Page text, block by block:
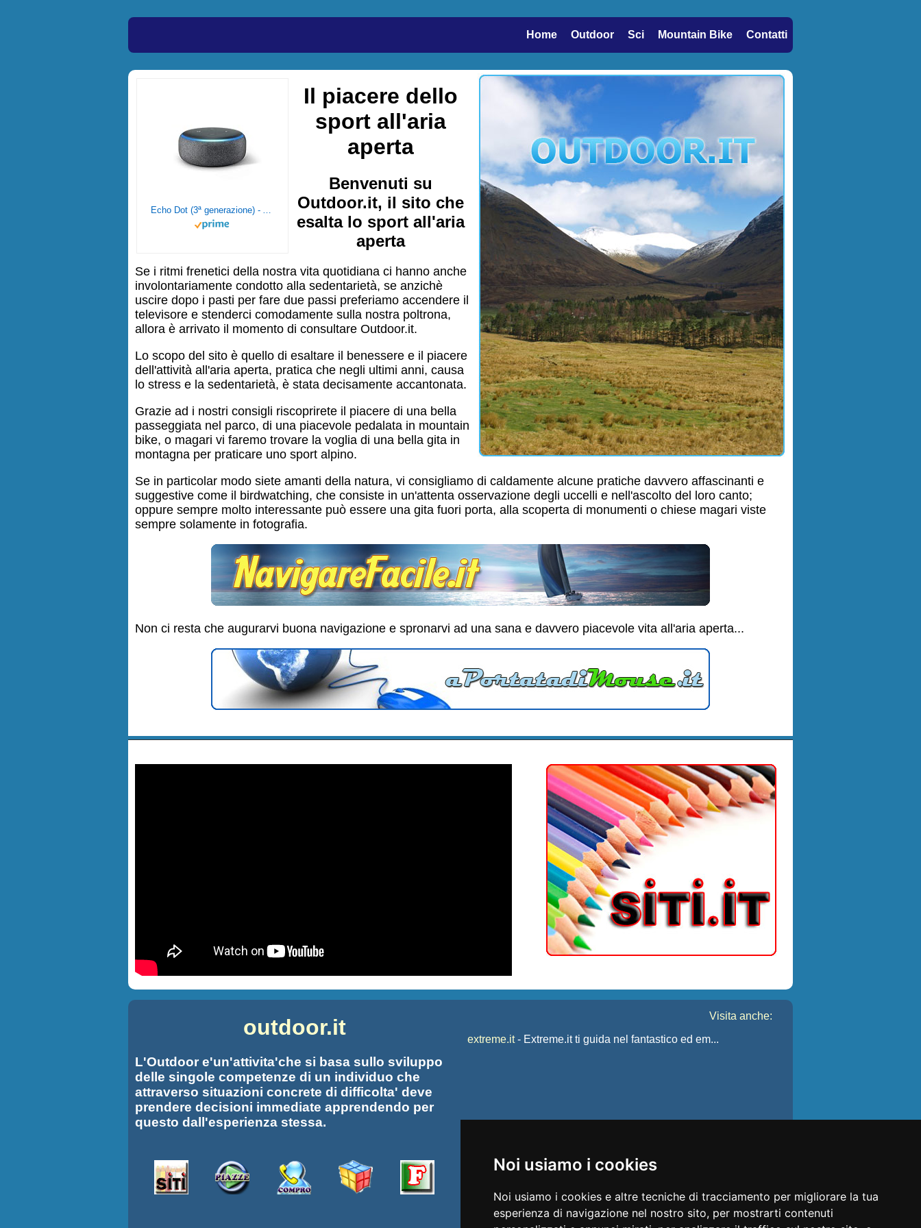
Noi usiamo i cookies
Noi usiamo i cookies e altre tecniche di tracciamento per migliorare la tua
esperienza di navigazione nel nostro sito, per mostrarti contenuti
Home Outdoor Sci Mountain Bike Contatti
Echo Dot (3ª generazione) - Altoparlante intelligente con integrazione Alexa - Tessuto antracite
Il piacere dello
sport all'aria
aperta
Benvenuti su
Outdoor.it, il sito che
esalta lo sport all'aria
aperta
Se i ritmi frenetici della nostra vita quotidiana ci hanno anche
involontariamente condotto alla sedentarietà, se anzichè
uscire dopo i pasti per fare due passi preferiamo accendere il
televisore e stenderci comodamente sulla nostra poltrona,
allora è arrivato il momento di consultare Outdoor.it.
Lo scopo del sito è quello di esaltare il benessere e il piacere
dell'attività all'aria aperta, pratica che negli ultimi anni, causa
lo stress e la sedentarietà, è stata decisamente accantonata.
Grazie ad i nostri consigli riscoprirete il piacere di una bella
passeggiata nel parco, di una piacevole pedalata in mountain
bike, o magari vi faremo trovare la voglia di una bella gita in
montagna per praticare uno sport alpino.
Se in particolar modo siete amanti della natura, vi consigliamo di caldamente alcune pratiche davvero affascinanti e
suggestive come il birdwatching, che consiste in un'attenta osservazione degli uccelli e nell'ascolto del loro canto;
oppure sempre molto interessante può essere una gita fuori porta, alla scoperta di monumenti o chiese magari viste
sempre solamente in fotografia.
Non ci resta che augurarvi buona navigazione e spronarvi ad una sana e davvero piacevole vita all'aria aperta...
outdoor.it
L'Outdoor e'un'attivita'che si basa sullo sviluppo
delle singole competenze di un individuo che
attraverso situazioni concrete di difficolta' deve
prendere decisioni immediate apprendendo per
questo dall'esperienza stessa.
Visita anche:
extreme.it- Extreme.it ti guida nel fantastico ed em...